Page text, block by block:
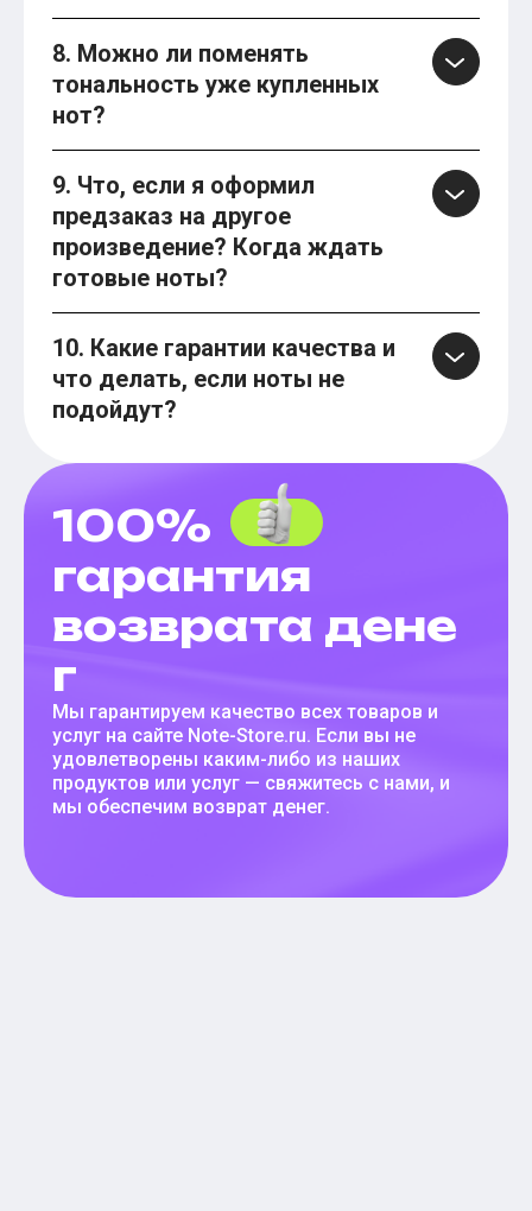
8. Можно ли поменять
тональность уже купленных
нот?
9. Что, если я оформил
предзаказ на другое
произведение? Когда ждать
готовые ноты?
10. Какие гарантии качества и
что делать, если ноты не
подойдут?
100%
гарантия
возврата дене
г
Мы гарантируем качество всех товаров и
услуг на сайте Note-Store.ru. Если вы не
удовлетворены каким-либо из наших
продуктов или услуг — свяжитесь с нами, и
мы обеспечим возврат денег.